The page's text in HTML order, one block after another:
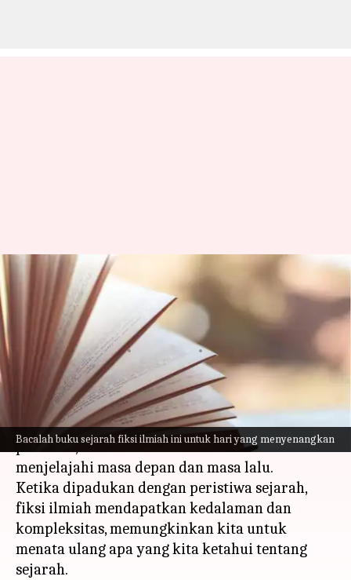
Bacalah buku sejarah fiksi ilmiah ini untuk hari yang menyenangkan
Permadani perjalanan waktu:
Novel sejarah fiksi ilmiah yang
harus Anda baca
Taufiq Al Jufri 12:14 pm
Apa ceritanya
Perjalanan waktu telah lama memukau para
pembaca, menawarkan sarana naratif untuk
menjelajahi masa depan dan masa lalu.
Ketika dipadukan dengan peristiwa sejarah,
fiksi ilmiah mendapatkan kedalaman dan
kompleksitas, memungkinkan kita untuk
menata ulang apa yang kita ketahui tentang
sejarah.